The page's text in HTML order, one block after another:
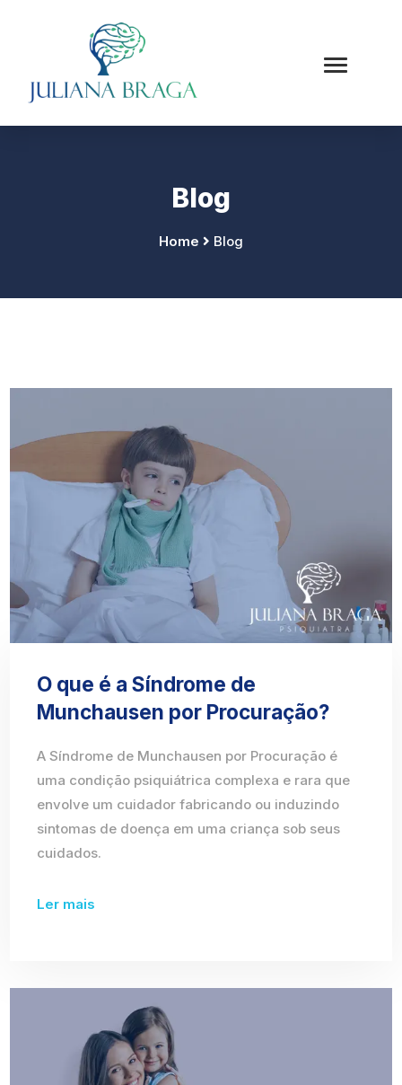
Blog
Home Blog
O que é a Síndrome de
Munchausen por Procuração?
A Síndrome de Munchausen por Procuração é
uma condição psiquiátrica complexa e rara que
envolve um cuidador fabricando ou induzindo
sintomas de doença em uma criança sob seus
cuidados.
Ler mais